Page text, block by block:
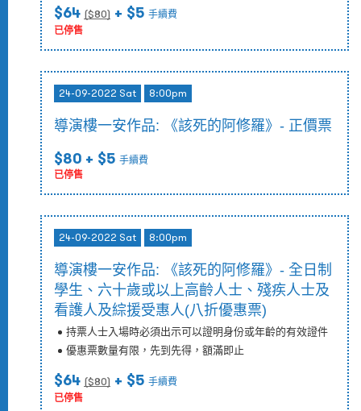
$64 ($80) + $5 手續費
已停售
24-09-2022 Sat 8:00pm
導演樓一安作品: 《該死的阿修羅》- 正價票
$80 + $5 手續費
已停售
24-09-2022 Sat 8:00pm
導演樓一安作品: 《該死的阿修羅》- 全日制
學生、六十歲或以上高齡人士、殘疾人士及
看護人及綜援受惠人(八折優惠票)
持票人士入場時必須出示可以證明身份或年齡的有效證件
優惠票數量有限，先到先得，額滿即止
$64 ($80) + $5 手續費
已停售